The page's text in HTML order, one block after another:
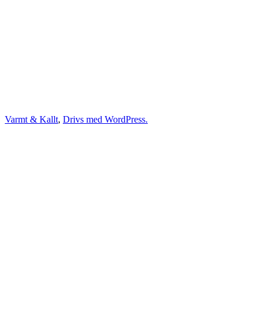
Varmt & Kallt, Drivs med WordPress.